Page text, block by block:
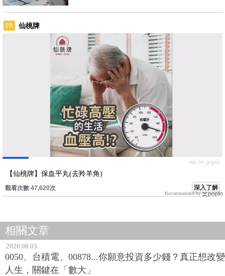
PR 仙桃牌
ads by popIn
【仙桃牌】保血平丸(去羚羊角)
觀看次數 47,620次 深入了解
Recommended by
相關文章
2026.08.03
0050、台積電、00878...你願意投資多少錢？真正想改變
人生，關鍵在「數大」